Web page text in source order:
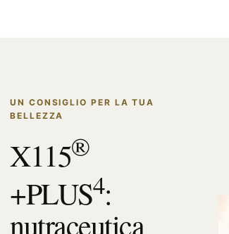
UN CONSIGLIO PER LA TUA
BELLEZZA
X115®
+PLUS4:
nutraceutica